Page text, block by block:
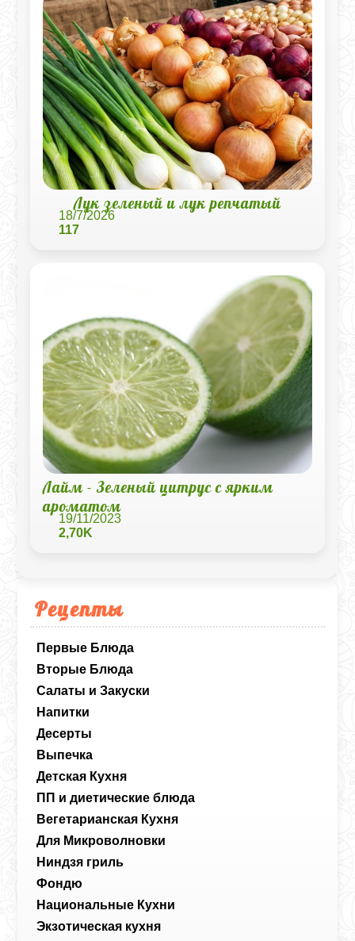
Рецепты
Первые Блюда
Вторые Блюда
Салаты и Закуски
Напитки
Десерты
Выпечка
Детская Кухня
ПП и диетические блюда
Вегетарианская Кухня
Для Микроволновки
Ниндзя гриль
Фондю
Национальные Кухни
Экзотическая кухня
Лук зеленый и лук репчатый
18/7/2026
117
Лайм - Зеленый цитрус с ярким
ароматом
19/11/2023
2,70K